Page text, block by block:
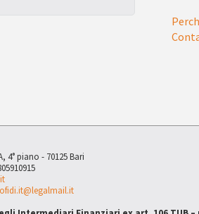
4° piano - 70125 Bari